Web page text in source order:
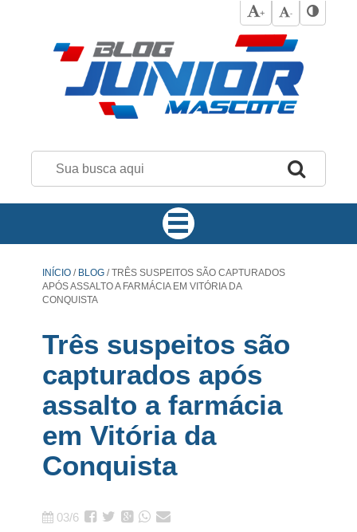
+ -
INÍCIO / BLOG /TRÊS SUSPEITOS SÃO CAPTURADOS
APÓS ASSALTO A FARMÁCIA EM VITÓRIA DA
CONQUISTA
Três suspeitos são
capturados após
assalto a farmácia
em Vitória da
Conquista
03/6